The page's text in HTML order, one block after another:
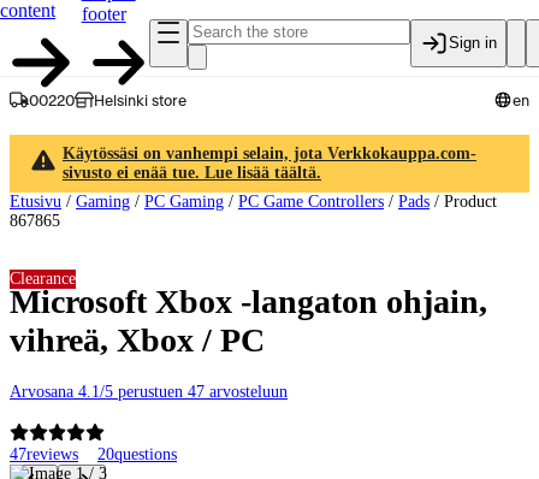
content
footer
Sign in
00220 Helsinki store en
Käytössäsi on vanhempi selain, jota Verkkokauppa.com-
sivusto ei enää tue. Lue lisää täältä.
Etusivu / Gaming / PC Gaming / PC Game Controllers / Pads / Product
867865
Microsoft Xbox -langaton ohjain,
vihreä, Xbox / PC
Arvosana 4.1/5 perustuen 47 arvosteluun
47reviews 20questions
Clearance